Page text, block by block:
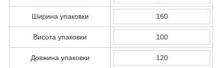
Ширина упаковки 160
Висота упаковки 100
Довжина упаковки 120